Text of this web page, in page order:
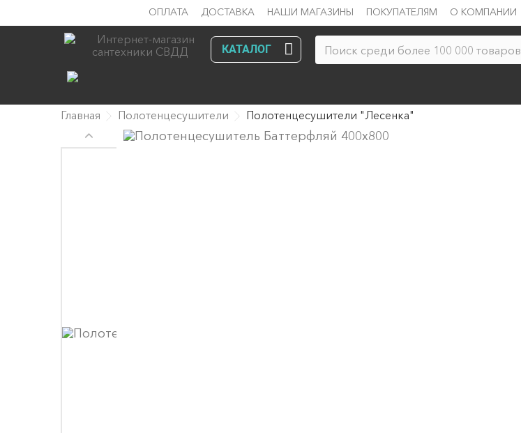
ОПЛАТА ДОСТАВКА НАШИ МАГАЗИНЫ ПОКУПАТЕЛЯМ О КОМПАНИИ
КАТАЛОГ
Главная Полотенцесушители Полотенцесушители "Лесенка"